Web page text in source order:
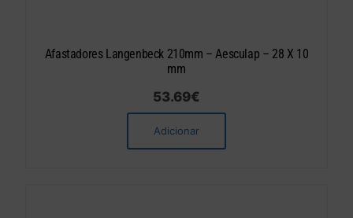
Afastadores Langenbeck 210mm – Aesculap – 28 X 10
mm
53.69€
Adicionar